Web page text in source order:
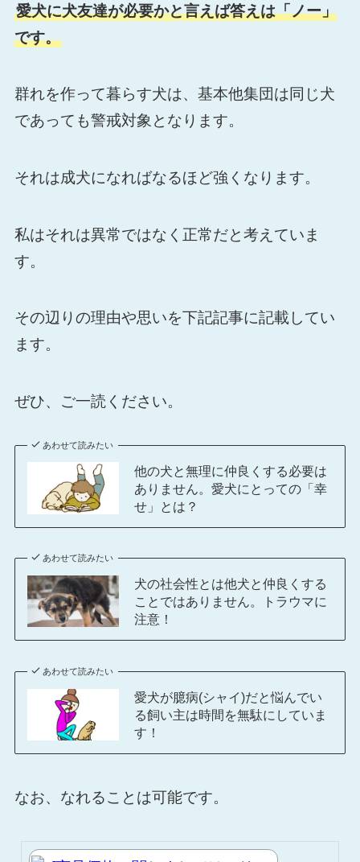
愛犬に犬友達が必要かと言えば答えは「ノー」
です。
群れを作って暮らす犬は、基本他集団は同じ犬
であっても警戒対象となります。
それは成犬になればなるほど強くなります。
私はそれは異常ではなく正常だと考えていま
す。
その辺りの理由や思いを下記記事に記載してい
ます。
ぜひ、ご一読ください。
あわせて読みたい
他の犬と無理に仲良くする必要は
ありません。愛犬にとっての「幸
せ」とは？
あわせて読みたい
犬の社会性とは他犬と仲良くする
ことではありません。トラウマに
注意！
あわせて読みたい
愛犬が臆病(シャイ)だと悩んでい
る飼い主は時間を無駄にしていま
す！
なお、なれることは可能です。